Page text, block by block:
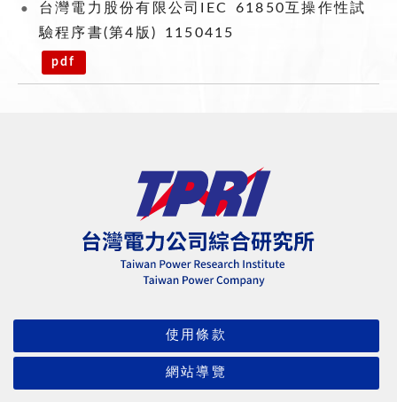
台灣電力股份有限公司IEC 61850互操作性試
驗程序書(第4版) 1150415
pdf
使用條款
網站導覽